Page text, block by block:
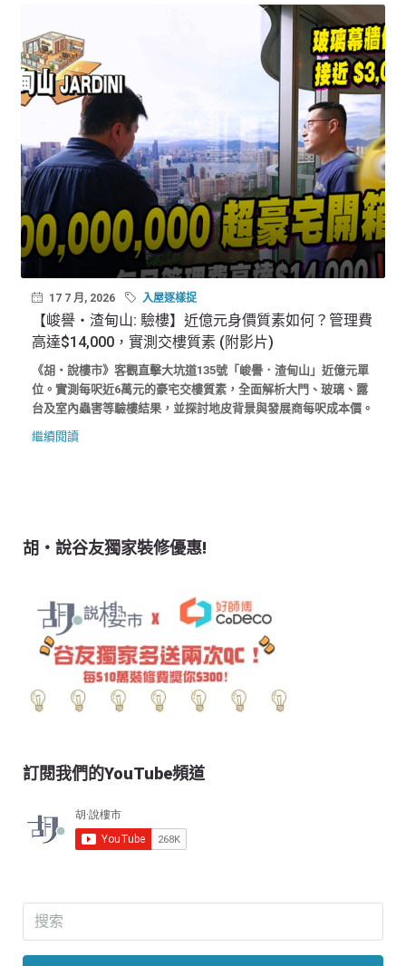
17 7 月, 2026 入屋逐樣捉
【峻譽‧渣甸山: 驗樓】近億元身價質素如何？管理費
高達$14,000，實測交樓質素 (附影片)
《胡‧說樓市》客觀直擊大坑道135號「峻譽．渣甸山」近億元單
位。實測每呎近6萬元的豪宅交樓質素，全面解析大門、玻璃、露
台及室內蟲害等驗樓結果，並探討地皮背景與發展商每呎成本價。
繼續閱讀
胡‧說谷友獨家裝修優惠!
訂閱我們的YouTube頻道